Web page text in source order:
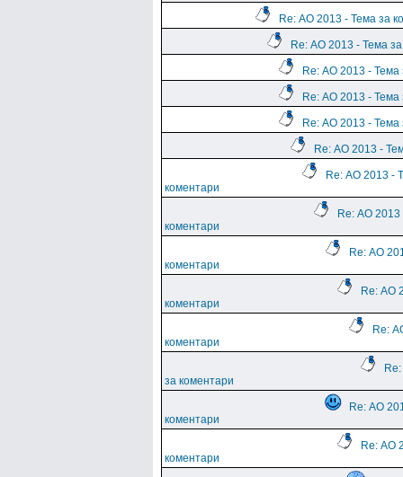
Re: АО 2013 - Тема за
Re: АО 2013 - Тема
Re: АО 2013 - Тема
Re: АО 2013 - Тема
Re: АО 2013 - Тема
Re: АО 2013 -
Re: АО 2013 -
коментари
Re: АО 2013
коментари
Re: АО
коментари
Re: АО
коментари
Re:
коментари
за коментари
Re: АО
коментари
Re: АО
коментари